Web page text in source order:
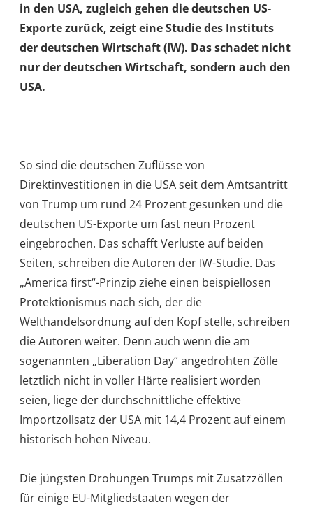
in den USA, zugleich gehen die deutschen US-
Exporte zurück, zeigt eine Studie des Instituts
der deutschen Wirtschaft (IW). Das schadet nicht
nur der deutschen Wirtschaft, sondern auch den
USA.
So sind die deutschen Zuflüsse von
Direktinvestitionen in die USA seit dem Amtsantritt
von Trump um rund 24 Prozent gesunken und die
deutschen US-Exporte um fast neun Prozent
eingebrochen. Das schafft Verluste auf beiden
Seiten, schreiben die Autoren der IW-Studie. Das
„America first“-Prinzip ziehe einen beispiellosen
Protektionismus nach sich, der die
Welthandelsordnung auf den Kopf stelle, schreiben
die Autoren weiter. Denn auch wenn die am
sogenannten „Liberation Day“ angedrohten Zölle
letztlich nicht in voller Härte realisiert worden
seien, liege der durchschnittliche effektive
Importzollsatz der USA mit 14,4 Prozent auf einem
historisch hohen Niveau.
Die jüngsten Drohungen Trumps mit Zusatzzöllen
für einige EU-Mitgliedstaaten wegen der